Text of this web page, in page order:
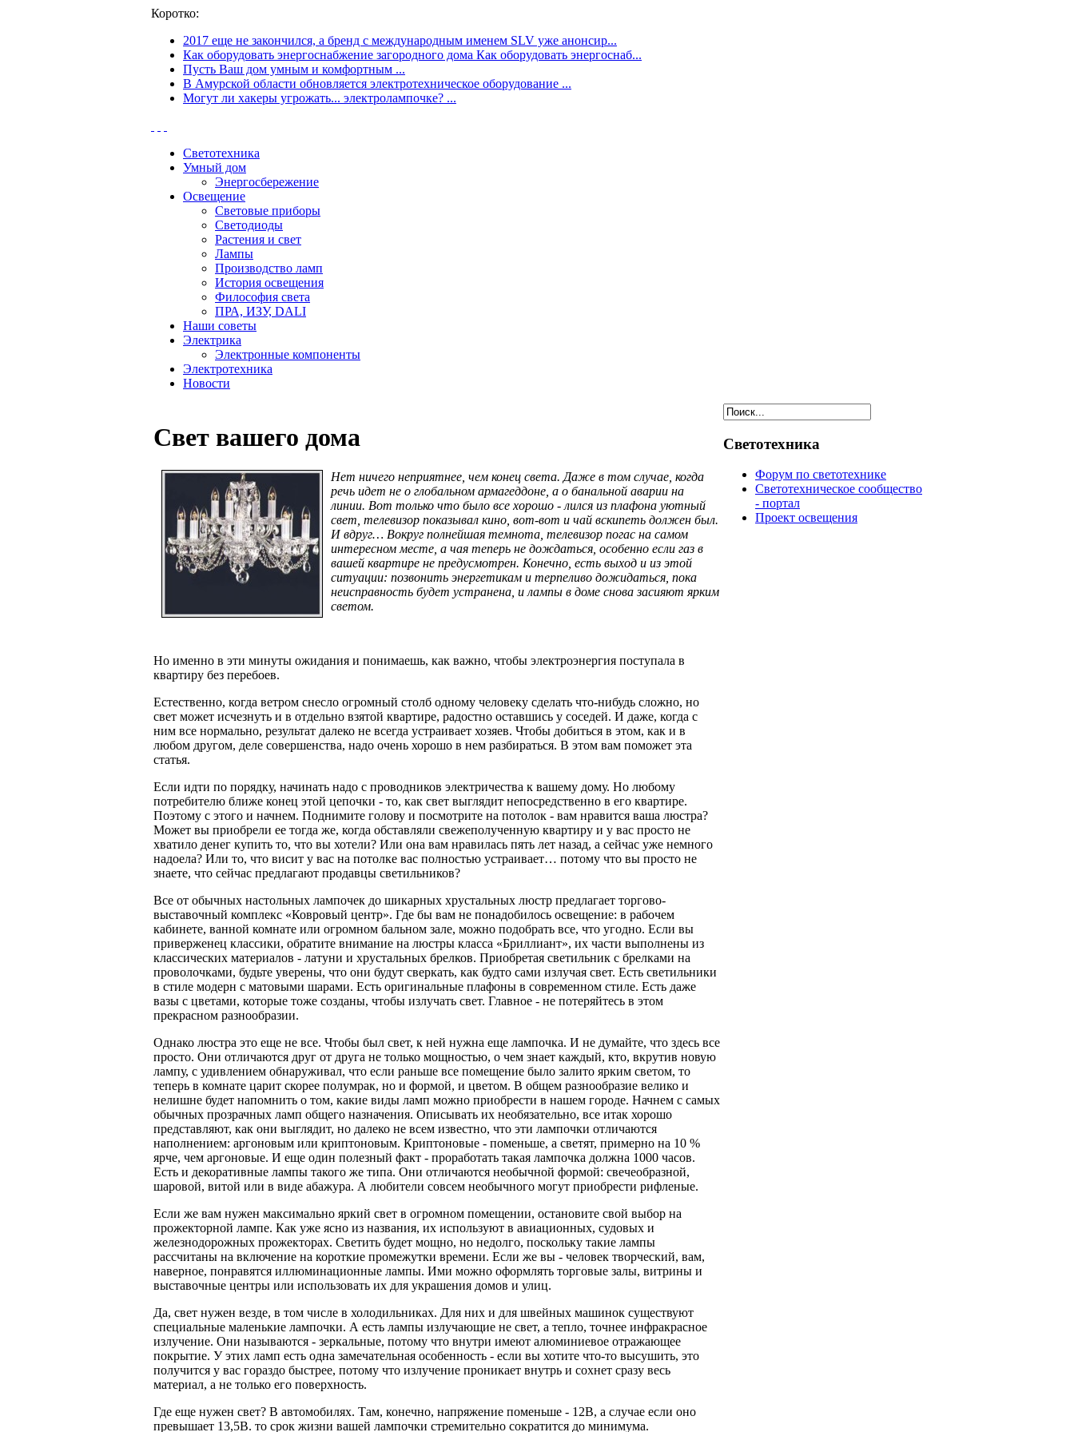
Коротко:
2017 еще не закончился, а бренд с международным именем SLV уже анонсир...
Как оборудовать энергоснабжение загородного дома Как оборудовать энергоснаб...
Пусть Ваш дом умным и комфортным ...
В Амурской области обновляется электротехническое оборудование ...
Могут ли хакеры угрожать... электролампочке? ...
Светотехника
Умный дом
Энергосбережение
Освещение
Световые приборы
Светодиоды
Растения и свет
Лампы
Производство ламп
История освещения
Философия света
ПРА, ИЗУ, DALI
Наши советы
Электрика
Электронные компоненты
Электротехника
Новости
Свет вашего дома
Нет ничего неприятнее, чем конец света. Даже в том случае, когда
речь идет не о глобальном армагеддоне, а о банальной аварии на
линии. Вот только что было все хорошо - лился из плафона уютный
свет, телевизор показывал кино, вот-вот и чай вскипеть должен был.
И вдруг… Вокруг полнейшая темнота, телевизор погас на самом
интересном месте, а чая теперь не дождаться, особенно если газ в
вашей квартире не предусмотрен. Конечно, есть выход и из этой
ситуации: позвонить энергетикам и терпеливо дожидаться, пока
неисправность будет устранена, и лампы в доме снова засияют ярким
светом.
Но именно в эти минуты ожидания и понимаешь, как важно, чтобы электроэнергия поступала в
квартиру без перебоев.
Естественно, когда ветром снесло огромный столб одному человеку сделать что-нибудь сложно, но
свет может исчезнуть и в отдельно взятой квартире, радостно оставшись у соседей. И даже, когда с
ним все нормально, результат далеко не всегда устраивает хозяев. Чтобы добиться в этом, как и в
любом другом, деле совершенства, надо очень хорошо в нем разбираться. В этом вам поможет эта
статья.
Если идти по порядку, начинать надо с проводников электричества к вашему дому. Но любому
потребителю ближе конец этой цепочки - то, как свет выглядит непосредственно в его квартире.
Поэтому с этого и начнем. Поднимите голову и посмотрите на потолок - вам нравится ваша люстра?
Может вы приобрели ее тогда же, когда обставляли свежеполученную квартиру и у вас просто не
хватило денег купить то, что вы хотели? Или она вам нравилась пять лет назад, а сейчас уже немного
надоела? Или то, что висит у вас на потолке вас полностью устраивает… потому что вы просто не
знаете, что сейчас предлагают продавцы светильников?
Все от обычных настольных лампочек до шикарных хрустальных люстр предлагает торгово-
выставочный комплекс «Ковровый центр». Где бы вам не понадобилось освещение: в рабочем
кабинете, ванной комнате или огромном бальном зале, можно подобрать все, что угодно. Если вы
приверженец классики, обратите внимание на люстры класса «Бриллиант», их части выполнены из
классических материалов - латуни и хрустальных брелков. Приобретая светильник с брелками на
проволочками, будьте уверены, что они будут сверкать, как будто сами излучая свет. Есть светильники
в стиле модерн с матовыми шарами. Есть оригинальные плафоны в современном стиле. Есть даже
вазы с цветами, которые тоже созданы, чтобы излучать свет. Главное - не потеряйтесь в этом
прекрасном разнообразии.
Однако люстра это еще не все. Чтобы был свет, к ней нужна еще лампочка. И не думайте, что здесь все
просто. Они отличаются друг от друга не только мощностью, о чем знает каждый, кто, вкрутив новую
лампу, с удивлением обнаруживал, что если раньше все помещение было залито ярким светом, то
теперь в комнате царит скорее полумрак, но и формой, и цветом. В общем разнообразие велико и
нелишне будет напомнить о том, какие виды ламп можно приобрести в нашем городе. Начнем с самых
обычных прозрачных ламп общего назначения. Описывать их необязательно, все итак хорошо
представляют, как они выглядит, но далеко не всем известно, что эти лампочки отличаются
наполнением: аргоновым или криптоновым. Криптоновые - поменьше, а светят, примерно на 10 %
ярче, чем аргоновые. И еще один полезный факт - проработать такая лампочка должна 1000 часов.
Есть и декоративные лампы такого же типа. Они отличаются необычной формой: свечеобразной,
шаровой, витой или в виде абажура. А любители совсем необычного могут приобрести рифленые.
Если же вам нужен максимально яркий свет в огромном помещении, остановите свой выбор на
прожекторной лампе. Как уже ясно из названия, их используют в авиационных, судовых и
железнодорожных прожекторах. Светить будет мощно, но недолго, поскольку такие лампы
рассчитаны на включение на короткие промежутки времени. Если же вы - человек творческий, вам,
наверное, понравятся иллюминационные лампы. Ими можно оформлять торговые залы, витрины и
выставочные центры или использовать их для украшения домов и улиц.
Да, свет нужен везде, в том числе в холодильниках. Для них и для швейных машинок существуют
специальные маленькие лампочки. А есть лампы излучающие не свет, а тепло, точнее инфракрасное
излучение. Они называются - зеркальные, потому что внутри имеют алюминиевое отражающее
покрытие. У этих ламп есть одна замечательная особенность - если вы хотите что-то высушить, это
получится у вас гораздо быстрее, потому что излучение проникает внутрь и сохнет сразу весь
материал, а не только его поверхность.
Где еще нужен свет? В автомобилях. Там, конечно, напряжение поменьше - 12В, а случае если оно
превышает 13,5В. то срок жизни вашей лампочки стремительно сократится до минимума.
Светотехника
Форум по светотехнике
Светотехническое сообщество
- портал
Проект освещения